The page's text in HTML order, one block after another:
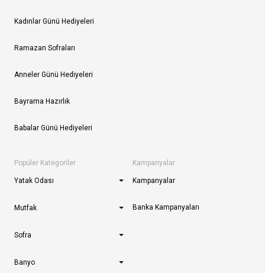
Kadınlar Günü Hediyeleri
Ramazan Sofraları
Anneler Günü Hediyeleri
Bayrama Hazırlık
Babalar Günü Hediyeleri
Popüler Kategoriler
Yatak Odası
Mutfak
Sofra
Banyo
Kampanyalar
Kampanyalar
Banka Kampanyaları